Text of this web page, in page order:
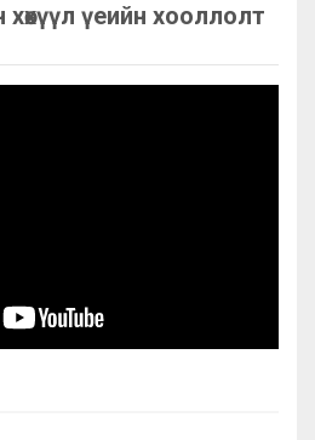
үеийн хооллолт